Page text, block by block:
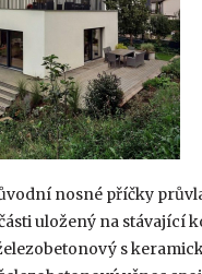
nosné příčky
uložený na stávající
s